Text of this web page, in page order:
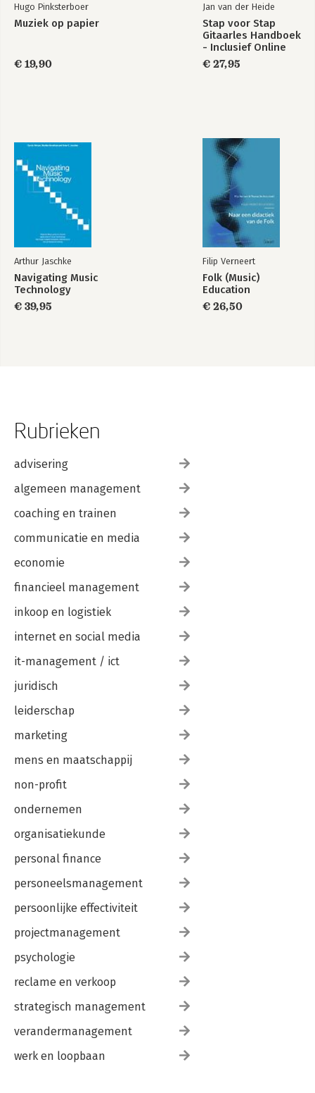
Hugo Pinksterboer
Muziek op papier
€ 19,90
Jan van der Heide
Stap voor Stap
Gitaarles Handboek
- Inclusief Online
Videos & Streaming
Samples
€ 27,95
Arthur Jaschke
Navigating Music
Technology
€ 39,95
Filip Verneert
Folk (Music)
Education
€ 26,50
Rubrieken
advisering
algemeen management
coaching en trainen
communicatie en media
economie
financieel management
inkoop en logistiek
internet en social media
it-management / ict
juridisch
leiderschap
marketing
mens en maatschappij
non-profit
ondernemen
organisatiekunde
personal finance
personeelsmanagement
persoonlijke effectiviteit
projectmanagement
psychologie
reclame en verkoop
strategisch management
verandermanagement
werk en loopbaan